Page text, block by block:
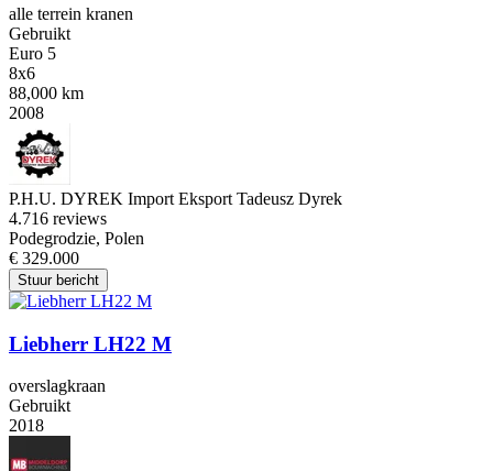
alle terrein kranen
Gebruikt
Euro 5
8x6
88,000 km
2008
P.H.U. DYREK Import Eksport Tadeusz Dyrek
4.716 reviews
Podegrodzie, Polen
€ 329.000
Stuur bericht
Liebherr LH22 M
overslagkraan
Gebruikt
2018